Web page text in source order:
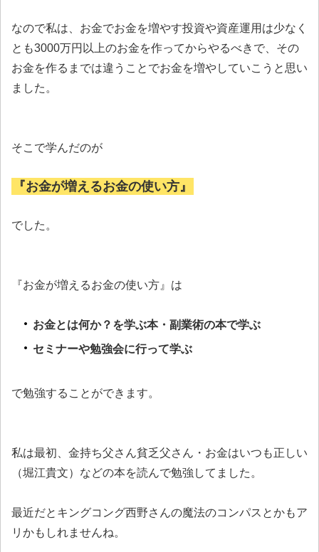
なので私は、お金でお金を増やす投資や資産運用は少なく
とも3000万円以上のお金を作ってからやるべきで、その
お金を作るまでは違うことでお金を増やしていこうと思い
ました。
そこで学んだのが
『お金が増えるお金の使い方』
でした。
『お金が増えるお金の使い方』は
お金とは何か？を学ぶ本・副業術の本で学ぶ
セミナーや勉強会に行って学ぶ
で勉強することができます。
私は最初、金持ち父さん貧乏父さん・お金はいつも正しい
（堀江貴文）などの本を読んで勉強してました。
最近だとキングコング西野さんの魔法のコンパスとかもア
リかもしれませんね。